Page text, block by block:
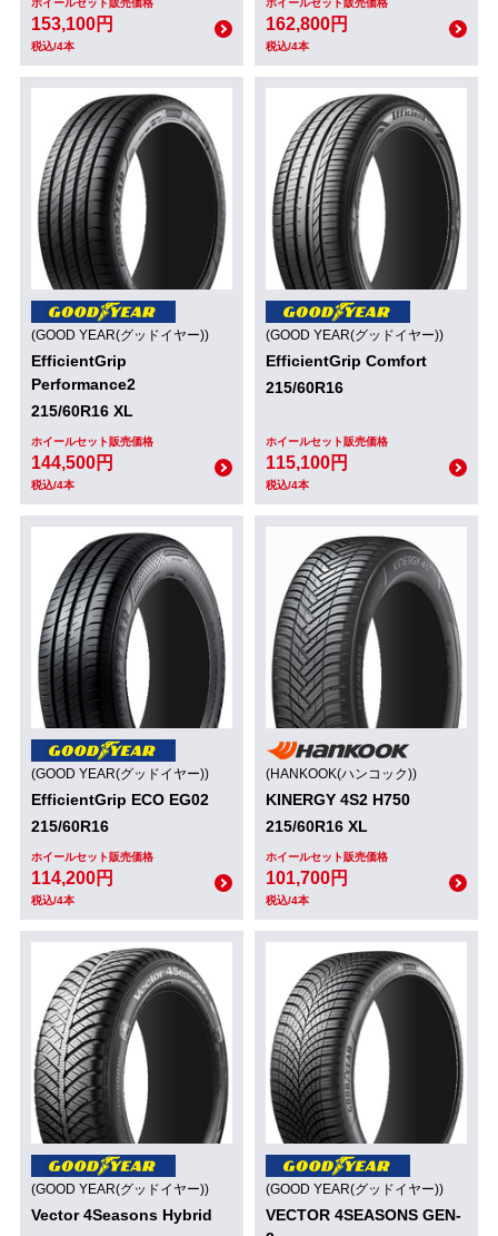
153,100円
税込/4本
162,800円
税込/4本
(GOOD YEAR(グッドイヤー))
EfficientGrip
Performance2
215/60R16 XL
ホイールセット販売価格
144,500円
税込/4本
(GOOD YEAR(グッドイヤー))
EfficientGrip Comfort
215/60R16
ホイールセット販売価格
115,100円
税込/4本
(GOOD YEAR(グッドイヤー))
EfficientGrip ECO EG02
215/60R16
ホイールセット販売価格
114,200円
税込/4本
(HANKOOK(ハンコック))
KINERGY 4S2 H750
215/60R16 XL
ホイールセット販売価格
101,700円
税込/4本
(GOOD YEAR(グッドイヤー))
Vector 4Seasons Hybrid
(GOOD YEAR(グッドイヤー))
VECTOR 4SEASONS GEN-